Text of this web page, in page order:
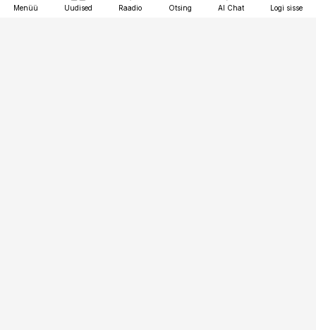
Menüü Uudised Raadio Otsing AI Chat Logi sisse